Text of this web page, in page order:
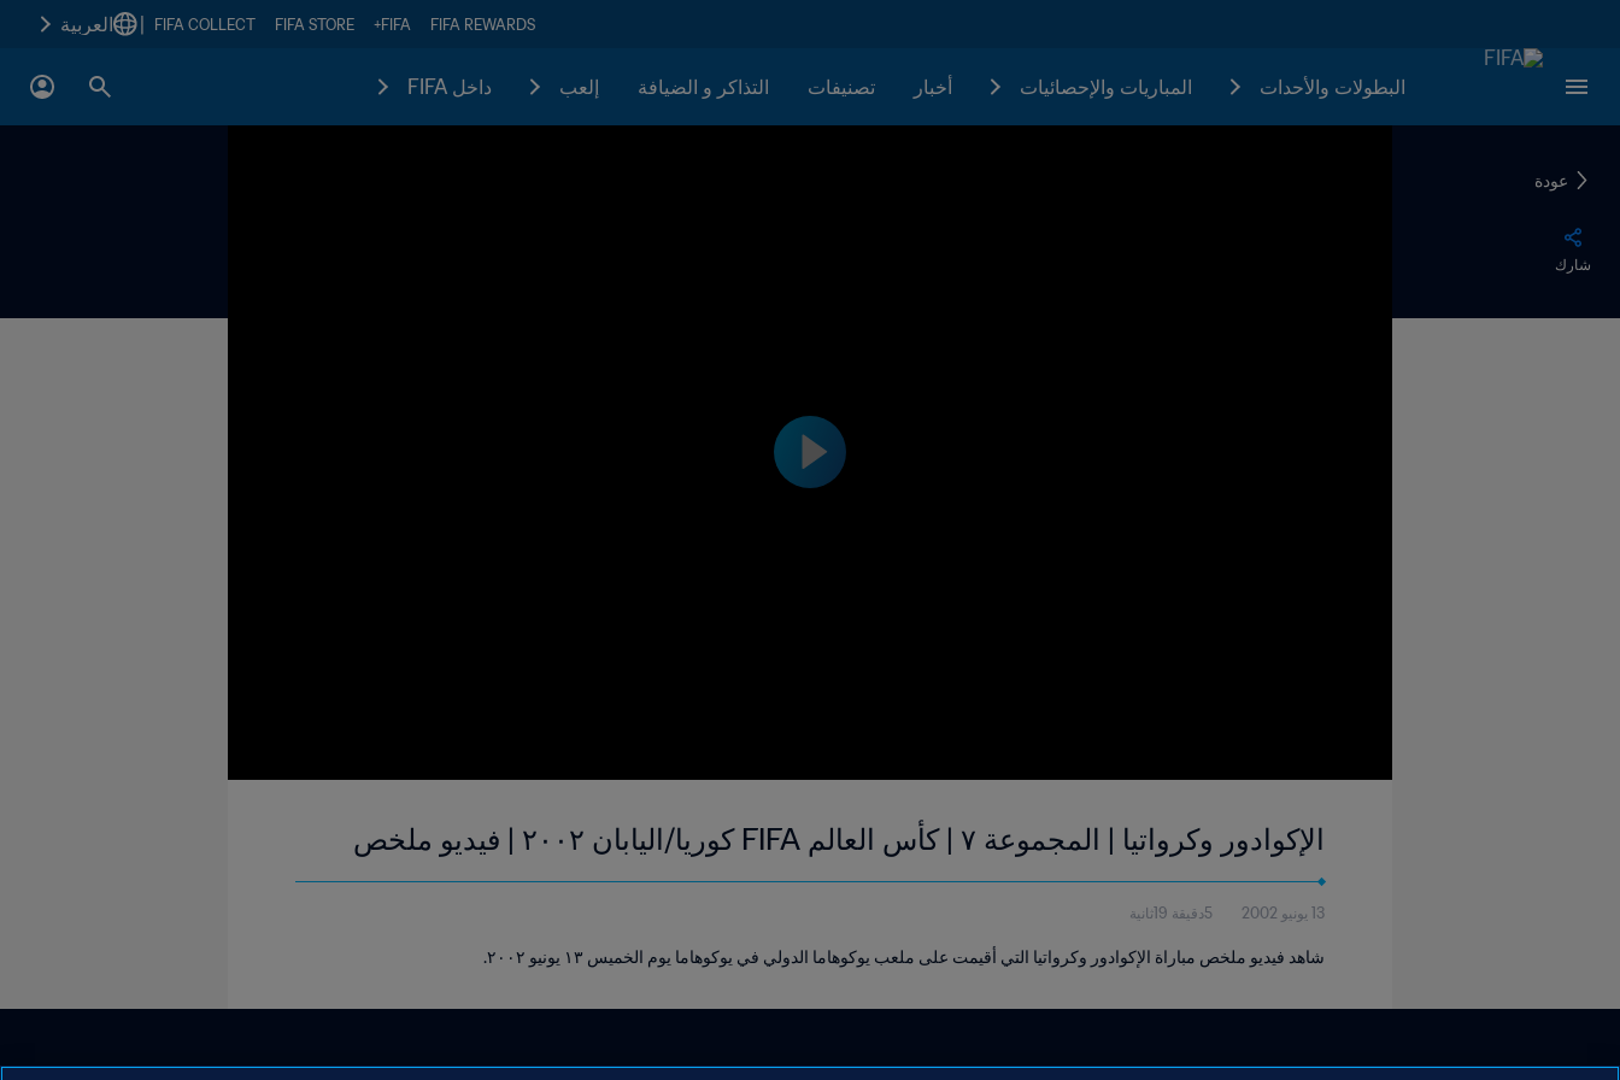
FIFA REWARDS
FIFA+
FIFA STORE
FIFA COLLECT العربية
البطولات والأحدات المباريات والإحصائيات أخبار تصنيفات التذاكر و الضيافة إلعب داخل FIFA
عودة
شارك
الإكوادور وكرواتيا | المجموعة ٧ | كأس العالم FIFA كوريا/اليابان ٢٠٠٢ | فيديو ملخص
13 يونيو 2002 5دقيقة 19ثانية
شاهد فيديو ملخص مباراة الإكوادور وكرواتيا التي أقيمت على ملعب يوكوهاما الدولي في يوكوهاما يوم الخميس ١٣ يونيو ٢٠٠٢.